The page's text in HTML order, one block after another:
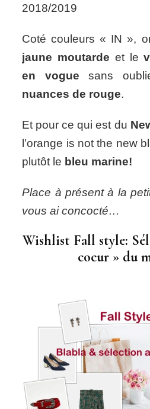
2018/2019
Coté couleurs « IN »,
jaune moutarde et le
en vogue sans
nuances de rouge.
Et pour ce qui est du
l’orange is not the new
plutôt le bleu marine!
Place à présent à la
vous ai concocté…
Wishlist Fall style:
coeur » du